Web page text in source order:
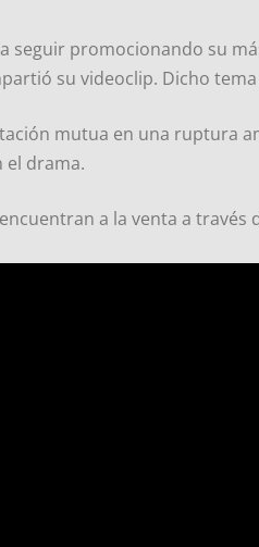
seguir promocionando su
su videoclip. Dicho
mutua en una ruptura
el drama.
a la venta a través